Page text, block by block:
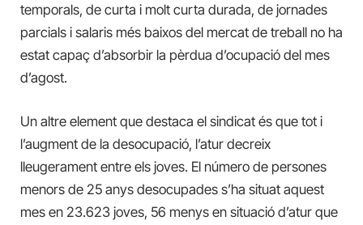
temporals, de curta i molt curta durada, de jornades
parcials i salaris més baixos del mercat de treball no ha
estat capaç d’absorbir la pèrdua d’ocupació del mes
d’agost.
Un altre element que destaca el sindicat és que tot i
l’augment de la desocupació, l’atur decreix
lleugerament entre els joves. El número de persones
menors de 25 anys desocupades s’ha situat aquest
mes en 23.623 joves, 56 menys en situació d’atur que